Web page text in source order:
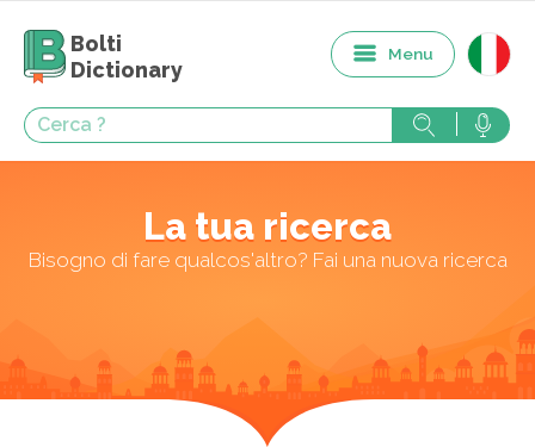
Bolti
Dictionary
Menu
La tua ricerca
Bisogno di fare qualcos'altro? Fai una nuova ricerca